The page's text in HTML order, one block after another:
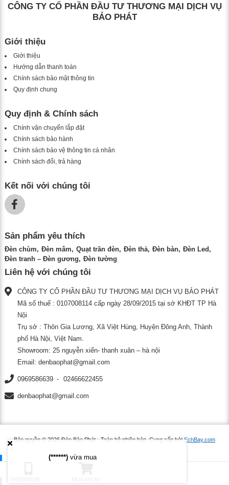
CÔNG TY CỔ PHẦN ĐẦU TƯ THƯƠNG MẠI DỊCH VỤ
BẢO PHÁT
Giới thiệu
Giới thiệu
Hướng dẫn thanh toán
Chính sách bảo mật thông tin
Quy định chung
Quy định & Chính sách
Chính vận chuyển lắp đặt
Chính sách bảo hành
Chính sách bảo vệ thông tin cá nhân
Chính sách đổi, trả hàng
Kết nối với chúng tôi
Sản phẩm yêu thích
Đèn chùm Đèn mâm Quạt trần đèn Đèn thả Đèn bàn
Đèn Led
Đèn tranh – Đèn gương
Đèn tường
Liên hệ với chúng tôi
CÔNG TY CỔ PHẦN ĐẦU TƯ THƯƠNG MẠI DỊCH VỤ BẢO PHÁT
Mã số thuế : 0107008114 cấp ngày 28/09/2015 tại sở KHĐT TP Hà
Nội
Trụ sở : Thôn Gia Lương, Xã Việt Hùng, Huyện Đông Anh, Thành
phố Hà Nội, Việt Nam.
Showroom: 25 nguyễn xiển- thanh xuân – hà nội
Email: denbaophat@gmail.com
0969586639 02466622455
denbaophat@gmail.com
Bản quyền © 2026 Đèn Bảo Phát - Toàn bộ phiên bản. Cung cấp bởi EchBay.com
(******) vừa mua